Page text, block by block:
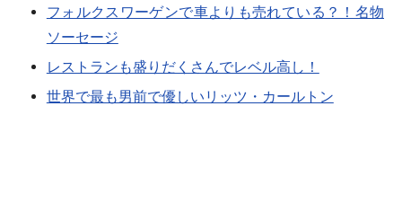
フォルクスワーゲンで車よりも売れている？！名物
ソーセージ
レストランも盛りだくさんでレベル高し！
世界で最も男前で優しいリッツ・カールトン